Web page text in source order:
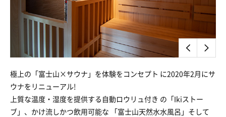
極上の「富士山×サウナ」を体験をコンセプト に2020年2月にサ
ウナをリニューアル!
上質な温度・湿度を提供する自動ロウリュ付き の「Ikiストー
ブ」、かけ流しかつ飲用可能な 「富士山天然水水風呂」そして